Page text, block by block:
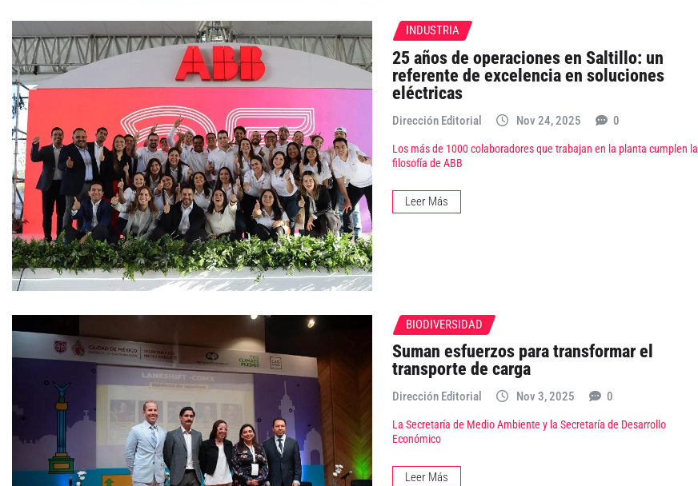
INDUSTRIA
25 años de operaciones en Saltillo: un
referente de excelencia en soluciones
eléctricas
Dirección Editorial Nov 24, 2025 0
Los más de 1000 colaboradores que trabajan en la planta cumplen la
filosofía de ABB
Leer Más
BIODIVERSIDAD
Suman esfuerzos para transformar el
transporte de carga
Dirección Editorial Nov 3, 2025 0
La Secretaría de Medio Ambiente y la Secretaría de Desarrollo
Económico
Leer Más